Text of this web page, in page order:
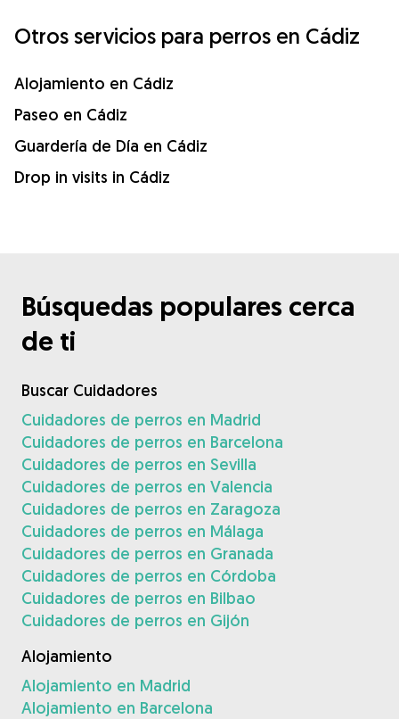
Otros servicios para perros en Cádiz
Alojamiento en Cádiz
Paseo en Cádiz
Guardería de Día en Cádiz
Drop in visits in Cádiz
Búsquedas populares cerca
de ti
Buscar Cuidadores
Cuidadores de perros en Madrid
Cuidadores de perros en Barcelona
Cuidadores de perros en Sevilla
Cuidadores de perros en Valencia
Cuidadores de perros en Zaragoza
Cuidadores de perros en Málaga
Cuidadores de perros en Granada
Cuidadores de perros en Córdoba
Cuidadores de perros en Bilbao
Cuidadores de perros en Gijón
Alojamiento
Alojamiento en Madrid
Alojamiento en Barcelona